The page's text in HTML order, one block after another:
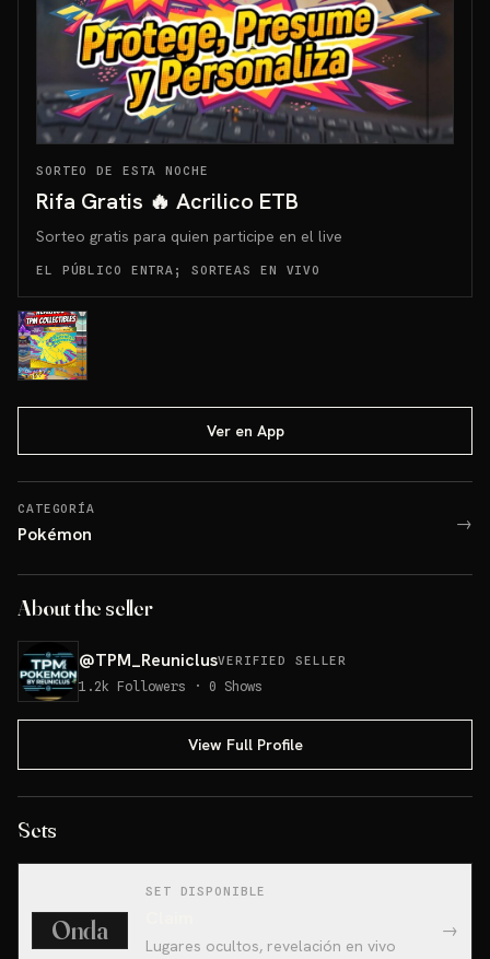
SORTEO DE ESTA NOCHE
Rifa Gratis 🔥 Acrilico ETB
Sorteo gratis para quien participe en el live
EL PÚBLICO ENTRA; SORTEAS EN VIVO
Ver en App
CATEGORÍA
Pokémon →
About the seller
@TPM_ReuniclusVERIFIED SELLER
1.2k Followers · 0 Shows
View Full Profile
Sets
Onda
SET DISPONIBLE
Lugares ocultos, revelación en vivo
→